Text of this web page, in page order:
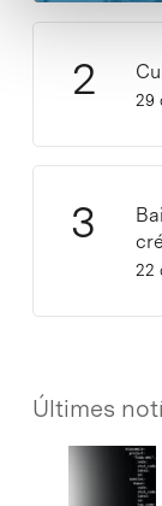
29
22
Últimes